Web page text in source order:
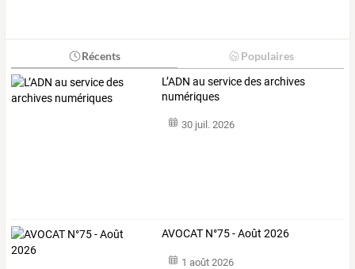
Récents Populaires
L’ADN au service des archives
numériques
30 juil. 2026
AVOCAT N°75 - Août 2026
1 août 2026